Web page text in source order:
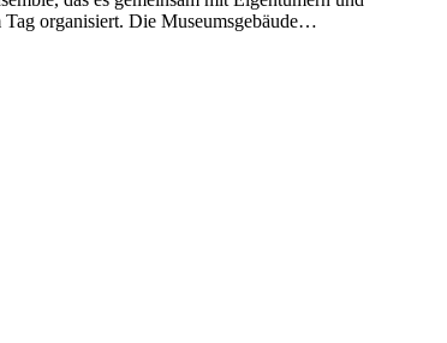
Tag organisiert. Die Museumsgebäude…